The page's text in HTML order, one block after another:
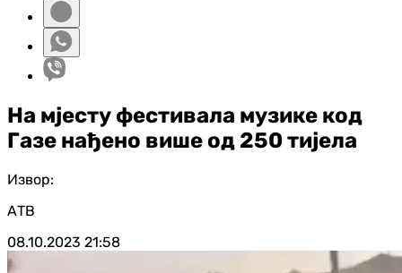
На мјесту фестивала музике код
Газе нађено више од 250 тијела
Извор:
АТВ
08.10.2023 21:58